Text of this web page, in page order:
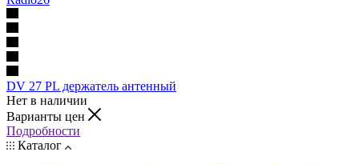
DV 27 PL держатель антенный
Нет в наличии
Варианты цен
Подробности
Каталог